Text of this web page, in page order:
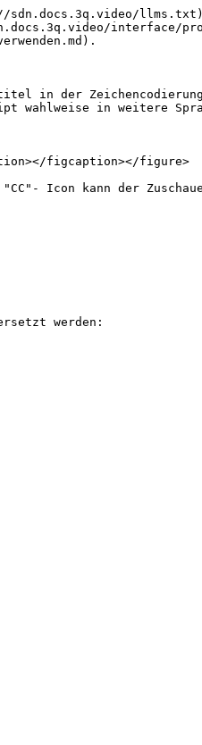
llms.txt).
in der
wahlweise in weitere
figcaption></figure>
Icon kann der
werden: